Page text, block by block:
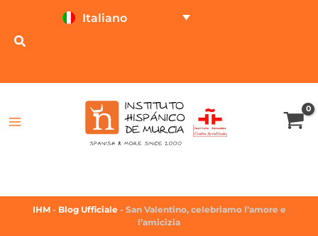
Italiano
IHM - Blog Ufficiale - San Valentino, celebriamo l’amore e
l’amicizia